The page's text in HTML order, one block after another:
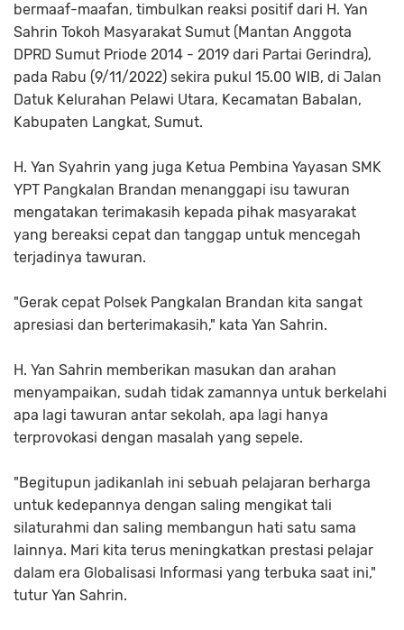
bermaaf-maafan, timbulkan reaksi positif dari H. Yan
Sahrin Tokoh Masyarakat Sumut (Mantan Anggota
DPRD Sumut Priode 2014 - 2019 dari Partai Gerindra),
pada Rabu (9/11/2022) sekira pukul 15.00 WIB, di Jalan
Datuk Kelurahan Pelawi Utara, Kecamatan Babalan,
Kabupaten Langkat, Sumut.
H. Yan Syahrin yang juga Ketua Pembina Yayasan SMK
YPT Pangkalan Brandan menanggapi isu tawuran
mengatakan terimakasih kepada pihak masyarakat
yang bereaksi cepat dan tanggap untuk mencegah
terjadinya tawuran.
"Gerak cepat Polsek Pangkalan Brandan kita sangat
apresiasi dan berterimakasih," kata Yan Sahrin.
H. Yan Sahrin memberikan masukan dan arahan
menyampaikan, sudah tidak zamannya untuk berkelahi
apa lagi tawuran antar sekolah, apa lagi hanya
terprovokasi dengan masalah yang sepele.
"Begitupun jadikanlah ini sebuah pelajaran berharga
untuk kedepannya dengan saling mengikat tali
silaturahmi dan saling membangun hati satu sama
lainnya. Mari kita terus meningkatkan prestasi pelajar
dalam era Globalisasi Informasi yang terbuka saat ini,"
tutur Yan Sahrin.